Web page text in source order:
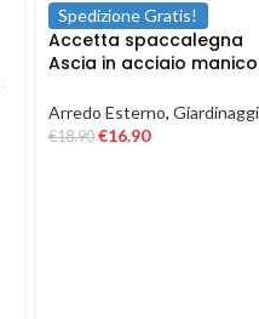
Spedizione Gratis!
Accetta spaccalegna
Ascia in acciaio manico
600 1500 gr
Arredo Esterno,
€18.90 €16.90